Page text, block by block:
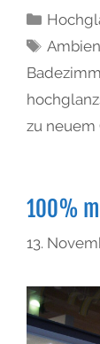
zu neuem
100%
13.